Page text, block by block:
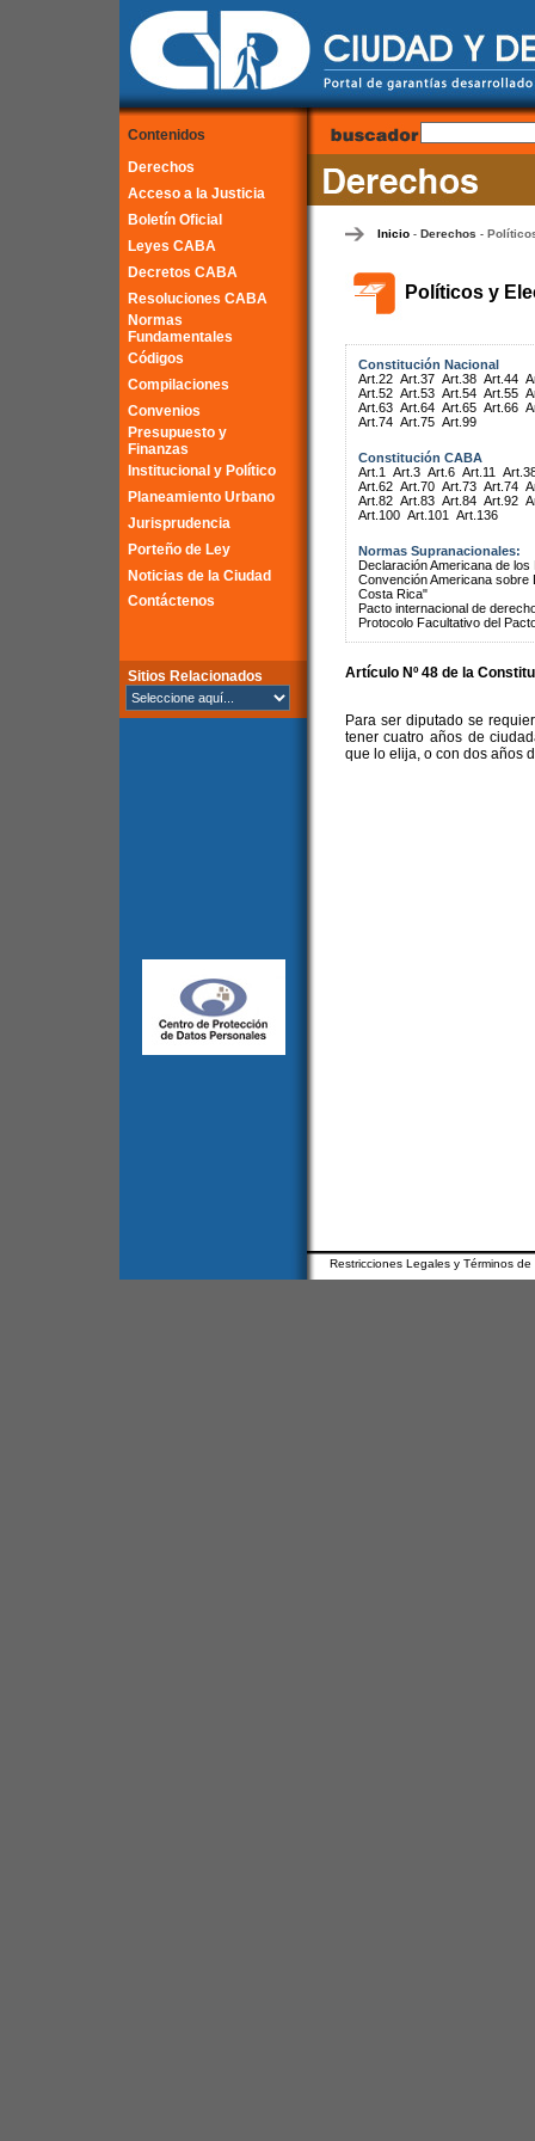
Contenidos
Derechos
Acceso a la Justicia
Boletín Oficial
Leyes CABA
Decretos CABA
Resoluciones CABA
Normas
Fundamentales
Códigos
Compilaciones
Convenios
Presupuesto y
Finanzas
Institucional y Político
Planeamiento Urbano
Jurisprudencia
Porteño de Ley
Noticias de la Ciudad
Contáctenos
Sitios Relacionados
Inicio- Derechos -
Políticos y
Constitución Nacional
Art.22 Art.37 Art.38 Art.44
Art.52 Art.53 Art.54 Art.55
Art.63 Art.64 Art.65 Art.66
Art.74 Art.75 Art.99
Constitución CABA
Art.1
Art.3 Art.6 Art.11
Art.62 Art.70 Art.73 Art.74
Art.82 Art.83 Art.84 Art.92
Art.100 Art.101 Art.136
Normas Supranacionales:
Declaración Americana de
Convención Americana
Costa Rica"
Pacto internacional de
Protocolo Facultativo del
Artículo Nº 48 de la
Para ser diputado se
tener cuatro años de
que lo elija, o con dos años
Restricciones Legales y Términos de